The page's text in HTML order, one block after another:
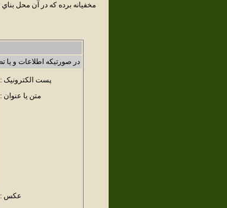
مخفيانه برده كه در آن محل
در صورتیکه اطلاعات و یا
پست الکترونیک :
متن یا عنوان :
عکس :